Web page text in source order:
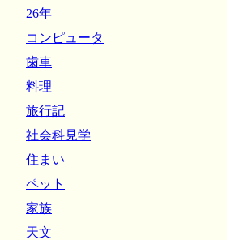
26年
コンピュータ
歯車
料理
旅行記
社会科見学
住まい
ペット
家族
天文